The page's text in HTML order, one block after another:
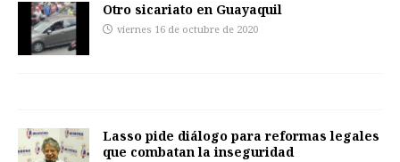
Otro sicariato en Guayaquil
viernes 16 de octubre de 2020
Lasso pide diálogo para reformas legales
que combatan la inseguridad